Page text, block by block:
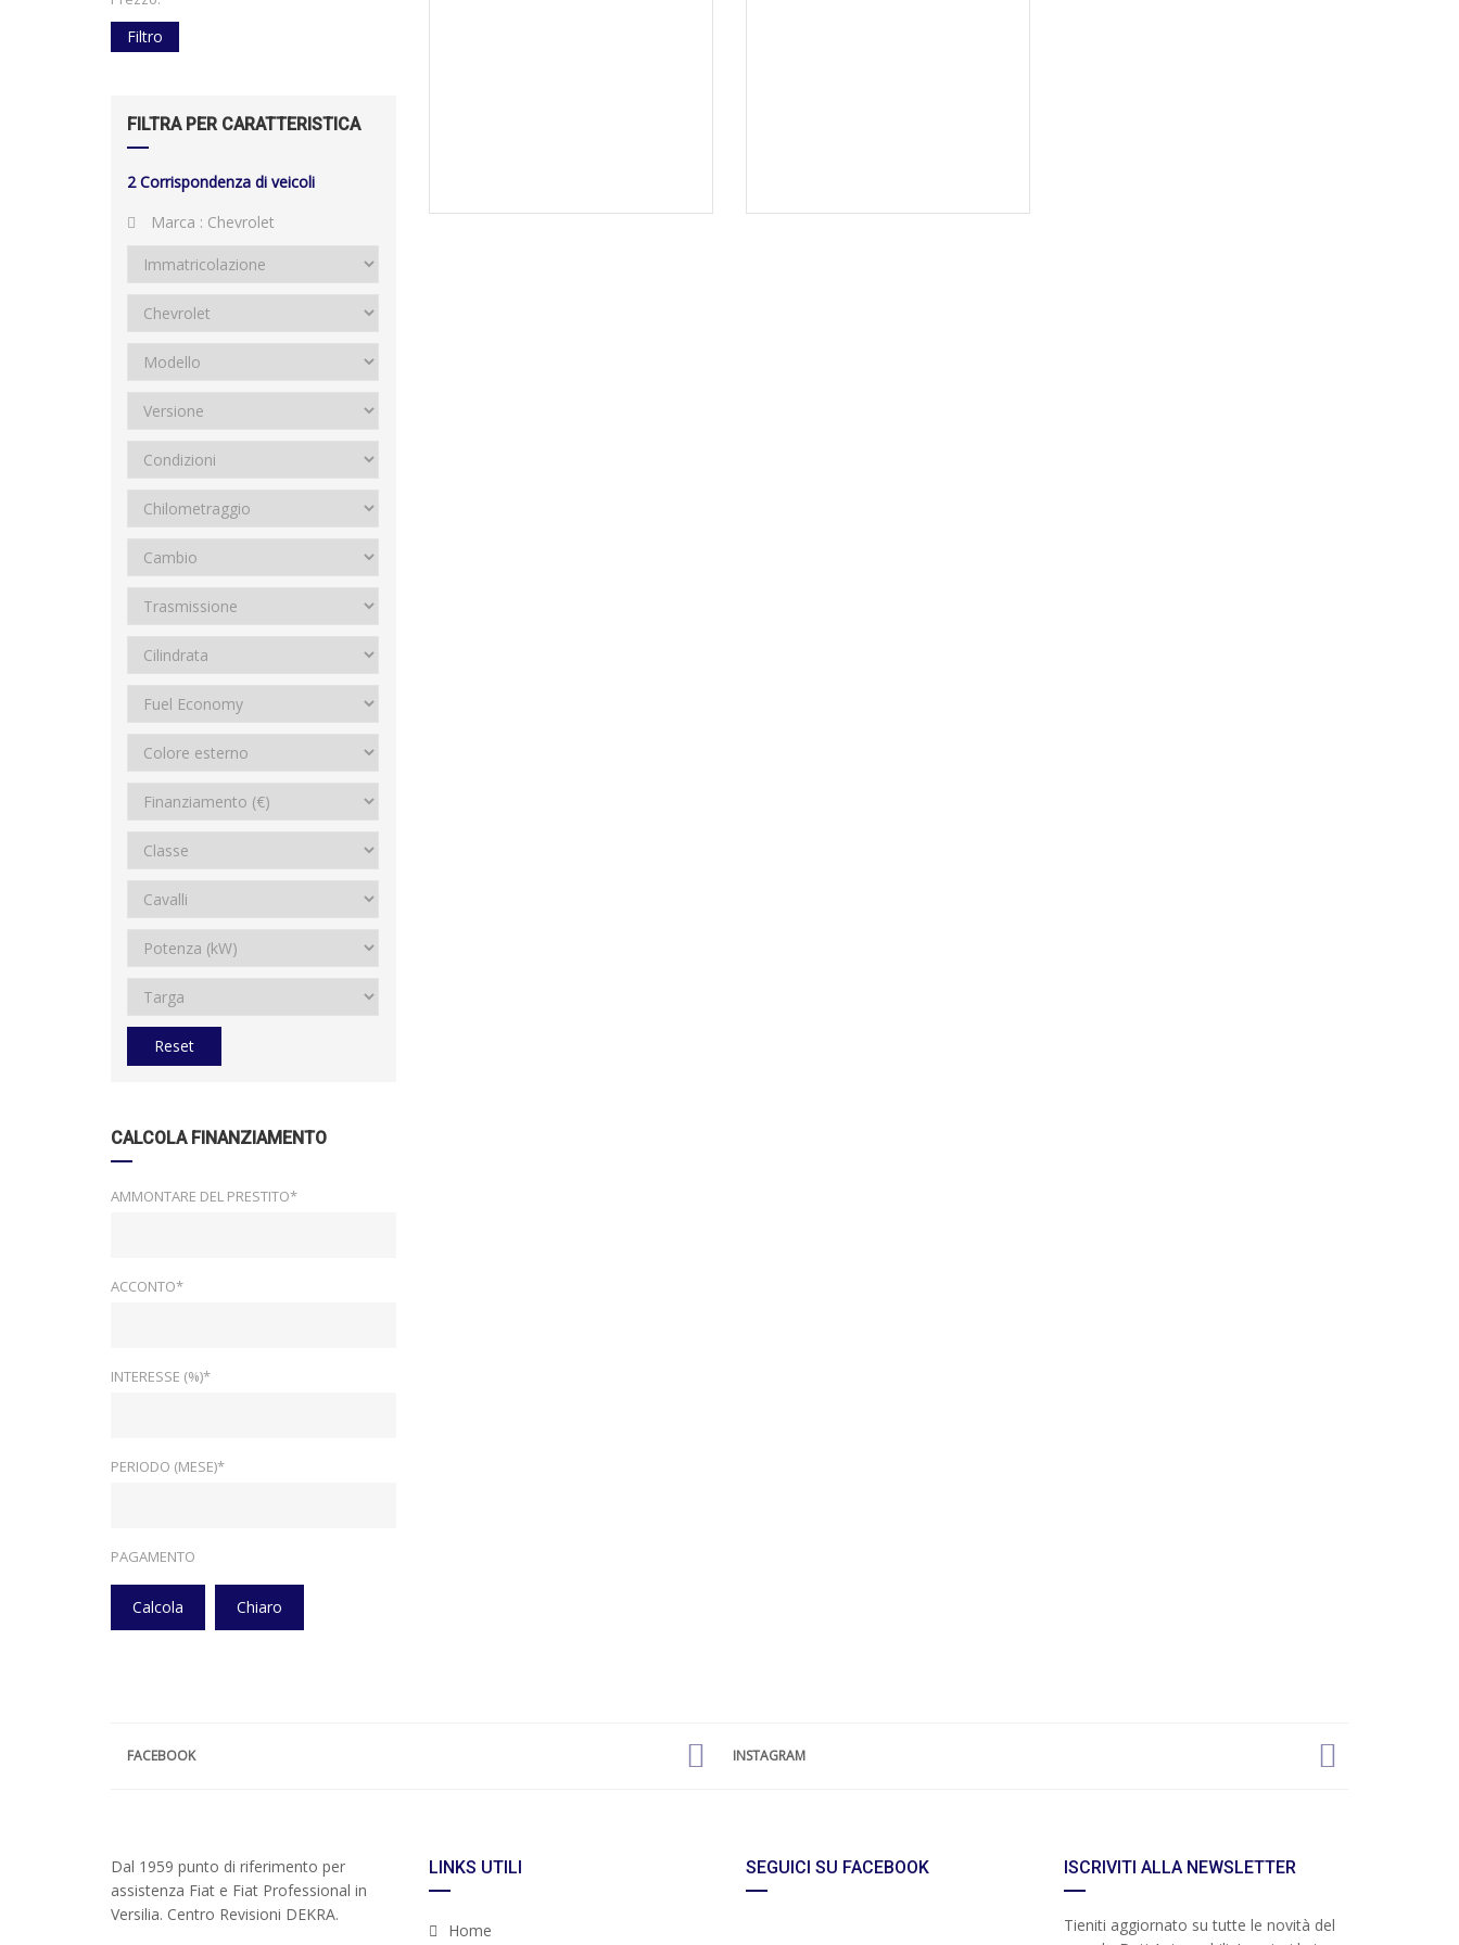
Filtro
FILTRA PER CARATTERISTICA
2 Corrispondenza di veicoli
Marca : Chevrolet
Reset
CALCOLA FINANZIAMENTO
AMMONTARE DEL PRESTITO*
ACCONTO*
INTERESSE (%)*
PERIODO (MESE)*
PAGAMENTO
Calcola Chiaro
FACEBOOK INSTAGRAM
Dal 1959 punto di riferimento per
assistenza Fiat e Fiat Professional in
Versilia. Centro Revisioni DEKRA.
LINKS UTILI
Home
SEGUICI SU FACEBOOK ISCRIVITI ALLA NEWSLETTER
Tieniti aggiornato su tutte le novità del